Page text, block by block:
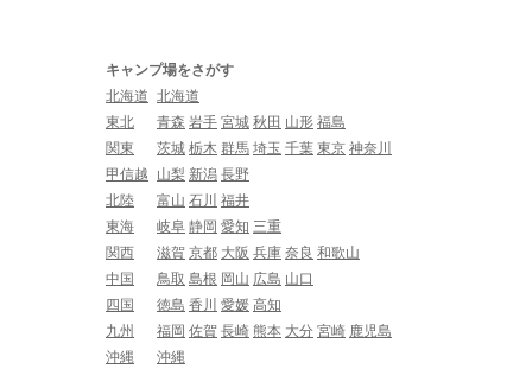
キャンプ場をさがす
北海道 北海道
東北
青森 岩手 宮城 秋田 山形 福島
関東
茨城 栃木 群馬 埼玉 千葉 東京 神奈川
甲信越
山梨 新潟 長野
北陸
富山 石川 福井
東海
岐阜 静岡 愛知 三重
関西
滋賀 京都 大阪 兵庫 奈良 和歌山
中国
鳥取 島根 岡山 広島 山口
四国
徳島 香川 愛媛 高知
九州
福岡 佐賀 長崎 熊本 大分 宮崎 鹿児島
沖縄
沖縄